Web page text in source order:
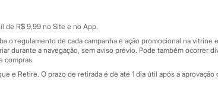
de R$ 9,99 no Site e no App.
o regulamento de cada campanha e ação promocional na
durante a navegação, sem aviso prévio. Pode também
compras.
e Retire. O prazo de retirada é de até 1 dia útil após a